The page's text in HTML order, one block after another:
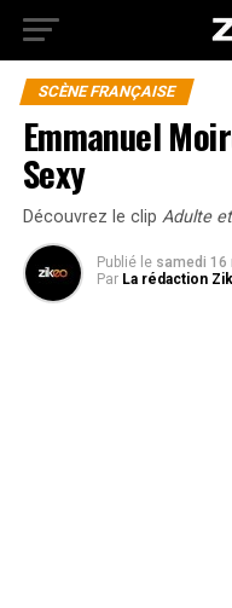
SCÈNE FRANÇAISE
Emmanuel
Sexy
Découvrez le clip Adulte
Publié le samedi 16
Par La rédaction